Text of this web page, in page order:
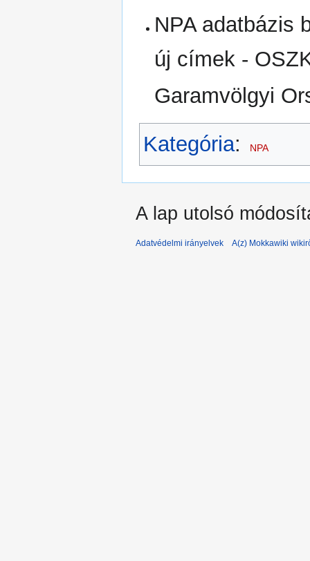
NPA adatbázis
új címek -
Garamvölgyi
Kategória: NPA
A lap utolsó
Adatvédelmi irányelvek A(z) Mokkawiki